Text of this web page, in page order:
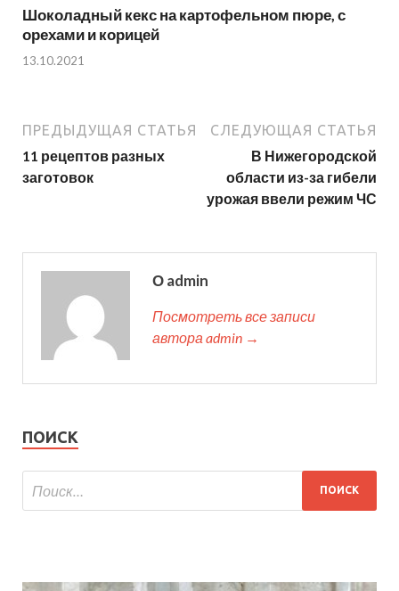
Шоколадный кекс на картофельном пюре, с
орехами и корицей
13.10.2021
ПРЕДЫДУЩАЯ СТАТЬЯ
11 рецептов разных
заготовок
СЛЕДУЮЩАЯ СТАТЬЯ
В Нижегородской
области из-за гибели
урожая ввели режим ЧС
О admin
Посмотреть все записи
автора admin →
ПОИСК